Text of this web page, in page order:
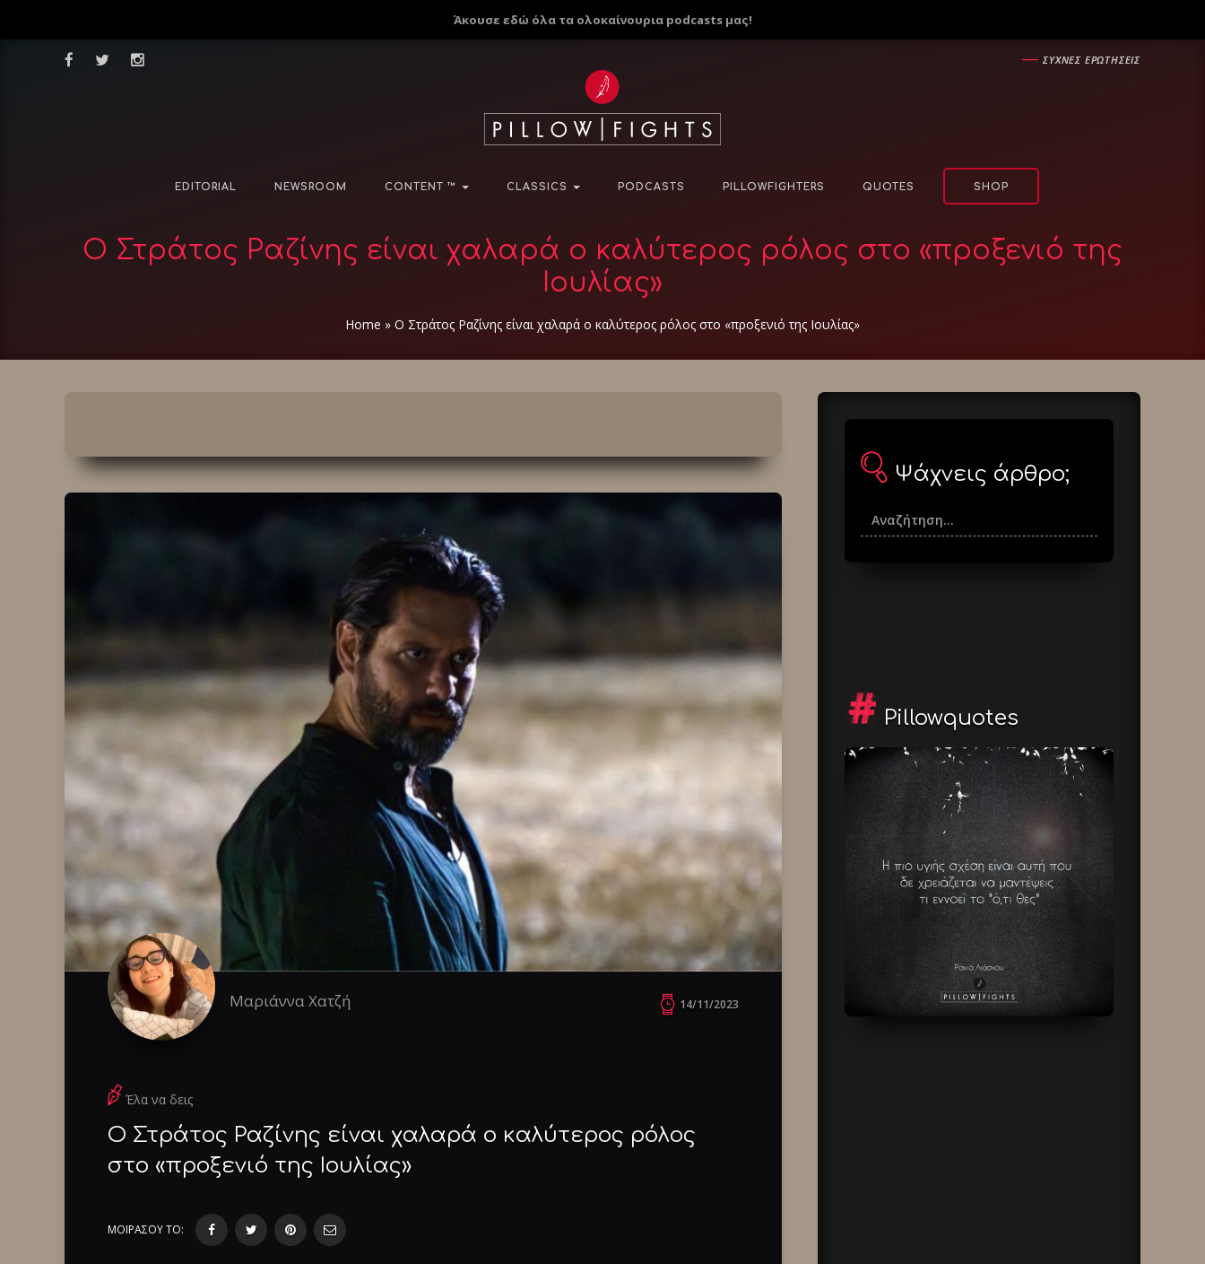
Άκουσε εδώ όλα τα ολοκαίνουρια podcasts μας!
―ΣΥΧΝΕΣ ΕΡΩΤΗΣΕΙΣ
EDITORIAL NEWSROOM CONTENT ™ CLASSICS PODCASTS PILLOWFIGHTERS QUOTES SHOP
Ο Στράτος Ραζίνης είναι χαλαρά ο καλύτερος ρόλος στο «προξενιό της
Ιουλίας»
Home » Ο Στράτος Ραζίνης είναι χαλαρά ο καλύτερος ρόλος στο «προξενιό της Ιουλίας»
Μαριάννα Χατζή 14/11/2023
Έλα να δεις
Ο Στράτος Ραζίνης είναι χαλαρά ο καλύτερος ρόλος
στο «προξενιό της Ιουλίας»
ΜΟΙΡΑΣΟΥ ΤΟ:
Ψάχνεις άρθρο;
Pillowquotes